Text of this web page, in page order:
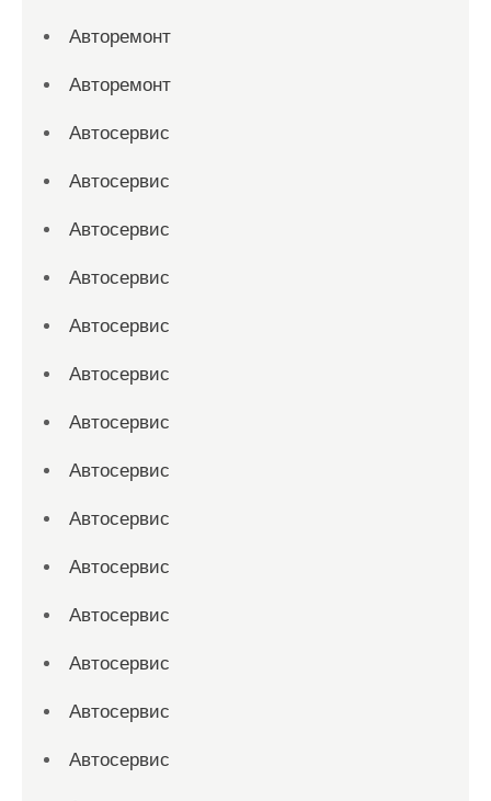
Авторемонт
Авторемонт
Автосервис
Автосервис
Автосервис
Автосервис
Автосервис
Автосервис
Автосервис
Автосервис
Автосервис
Автосервис
Автосервис
Автосервис
Автосервис
Автосервис